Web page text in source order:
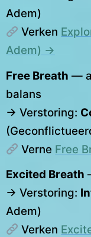
Adem)
Verken
Adem) →
Free Breath —
balans
→ Verstoring:
Verne Free
Excited Breath
→ Verstoring:
Adem)
Verken